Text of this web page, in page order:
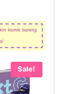
Sale!